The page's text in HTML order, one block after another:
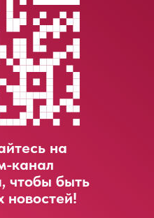
на
канал
чтобы быть
новостей!
GO!